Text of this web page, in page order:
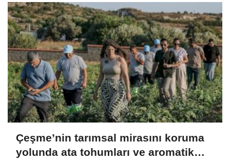
Çeşme’nin tarımsal mirasını koruma
yolunda ata tohumları ve aromatik